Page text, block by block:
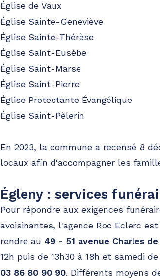
Église de Vaux
Église Sainte-Geneviève
Église Sainte-Thérèse
Église Saint-Eusèbe
Église Saint-Marse
Église Saint-Pierre
Église Protestante Évangélique
Église Saint-Pèlerin
En 2023, la commune a recensé 8
locaux afin d'accompagner les
Égleny : services
Pour répondre aux exigences
avoisinantes, l'agence Roc Eclerc
rendre au 49 - 51 avenue Charles
12h puis de 13h30 à 18h et samedi
03 86 80 90 90. Différents moyens